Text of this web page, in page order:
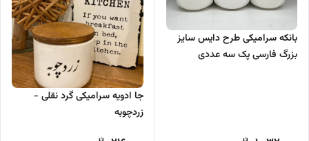
بانکه سرامیکی طرح دایس سایز
بزرگ فارسی پک سه عددی
جا ادویه سرامیکی گرد نقلی -
زردچوبه